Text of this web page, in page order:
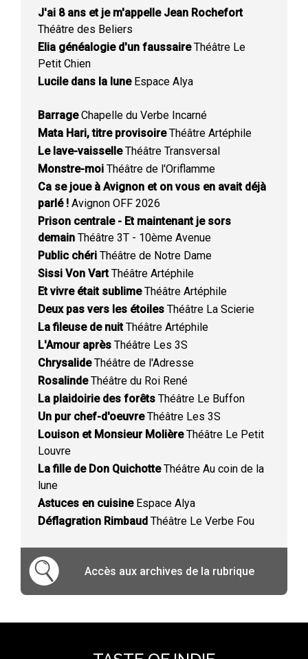
J'ai 8 ans et je m'appelle Jean Rochefort
Théâtre des Beliers
Elia généalogie d'un faussaireThéâtre Le
Petit Chien
Lucile dans la luneEspace Alya
BarrageChapelle du Verbe Incarné
Mata Hari, titre provisoireThéâtre Artéphile
Le lave-vaisselleThéâtre Transversal
Monstre-moi Théâtre de l'Oriflamme
Ca se joue à Avignon et on vous en avait déjà
parlé ! Avignon OFF 2026
Prison centrale - Et maintenant je sors
demain Théâtre 3T - 10ème Avenue
Public chéri Théâtre de Notre Dame
Sissi Von VartThéâtre Artéphile
Et vivre était sublimeThéâtre Artéphile
Deux pas vers les étoiles Théâtre La Scierie
La fileuse de nuitThéâtre Artéphile
L'Amour après Théâtre Les 3S
ChrysalideThéâtre de l'Adresse
RosalindeThéâtre du Roi René
La plaidoirie des forêts Théâtre Le Buffon
Un pur chef-d'oeuvreThéâtre Les 3S
Louison et Monsieur MolièreThéâtre Le Petit
Louvre
La fille de Don QuichotteThéâtre Au coin de la
lune
Astuces en cuisineEspace Alya
Déflagration Rimbaud Théâtre Le Verbe Fou
Accès aux archives de la rubrique